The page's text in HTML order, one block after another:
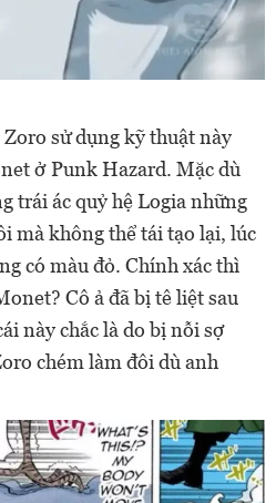
sử dụng kỹ thuật này
ở Punk Hazard. Mặc dù
trái ác quỷ hệ Logia những
mà không thể tái tạo lại, lúc
có màu đỏ. Chính xác thì
Cô ả đã bị tê liệt sau
này chắc là do bị nỗi sợ
chém làm đôi dù anh